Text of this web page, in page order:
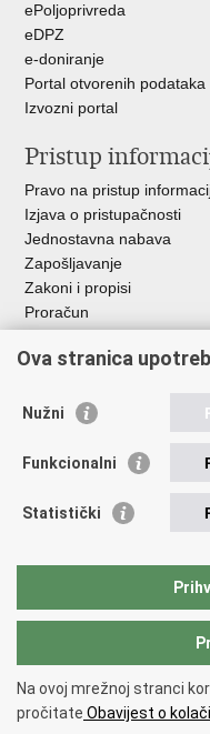
ePoljoprivreda
eDPZ
e-doniranje
Portal otvorenih podataka
Izvozni portal
Pristup
Pravo na pristup
Izjava o pristupačnosti
Jednostavna nabava
Zapošljavanje
Zakoni i propisi
Proračun
RH
Važne poveznice
Hrvatska agencija za
Agencija za plaćanja u
razvoju
Hrvatske šume
Pučka pravobraniteljica
Copyright © 2026
korištenja.
Ova stranica
Nužni
Funkcionalni
Statistički
Na ovoj mrežnoj stranci
pročitate Obavijest o